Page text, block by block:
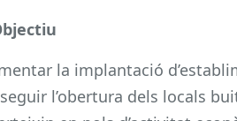
la implantació
l’obertura dels locals